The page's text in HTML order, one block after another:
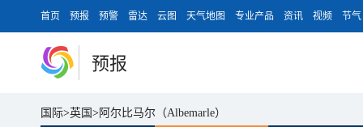
首页 预报 预警 雷达 云图 天气地图 专业产品 资讯 视频 节气
预报
国际>英国 > 阿尔比马尔（Albemarle）